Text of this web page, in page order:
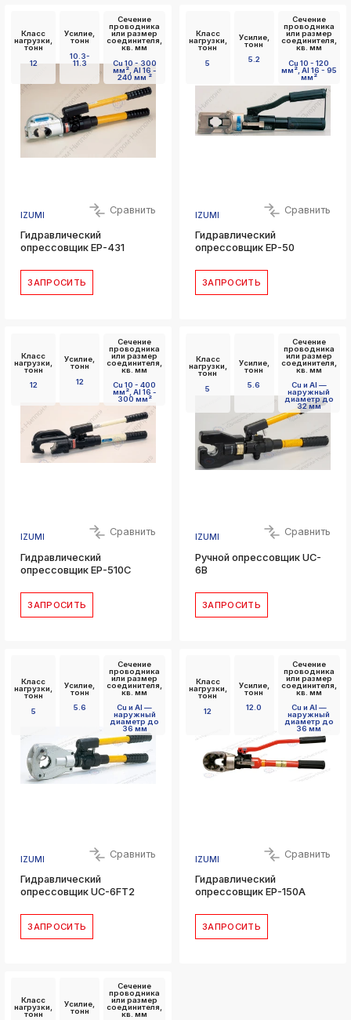
Класс
нагрузки,
тонн
12
Усилие,
тонн
10.3-
11.3
Сечение
проводника
или размер
соединителя,
кв. мм
Cu 10 - 300
мм², Al 16 -
240 мм ²
IZUMI Сравнить
Гидравлический
опрессовщик EP-431
ЗАПРОСИТЬ
Класс
нагрузки,
тонн
5
Усилие,
тонн
5.2
Сечение
проводника
или размер
соединителя,
кв. мм
Cu 10 - 120
мм², Al 16 - 95
мм²
IZUMI Сравнить
Гидравлический
опрессовщик EP-50
ЗАПРОСИТЬ
Класс
нагрузки,
тонн
12
Усилие,
тонн
12
Сечение
проводника
или размер
соединителя,
кв. мм
Cu 10 - 400
мм², Al 16 -
300 мм²
IZUMI Сравнить
Гидравлический
опрессовщик EP-510C
ЗАПРОСИТЬ
Класс
нагрузки,
тонн
5
Усилие,
тонн
5.6
Сечение
проводника
или размер
соединителя,
кв. мм
Cu и Al —
наружный
диаметр до
32 мм
IZUMI Сравнить
Ручной опрессовщик UC-
6B
ЗАПРОСИТЬ
Класс
нагрузки,
тонн
5
Усилие,
тонн
5.6
Сечение
проводника
или размер
соединителя,
кв. мм
Cu и Al —
наружный
диаметр до
36 мм
IZUMI Сравнить
Гидравлический
опрессовщик UC-6FT2
ЗАПРОСИТЬ
Класс
нагрузки,
тонн
12
Усилие,
тонн
12.0
Сечение
проводника
или размер
соединителя,
кв. мм
Cu и Al —
наружный
диаметр до
36 мм
IZUMI Сравнить
Гидравлический
опрессовщик EP-150A
ЗАПРОСИТЬ
Класс
нагрузки,
тонн
Усилие,
тонн
Сечение
проводника
или размер
соединителя,
кв. мм